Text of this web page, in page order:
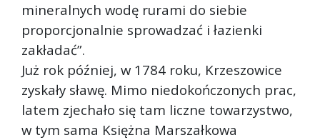
mineralnych wodę rurami do siebie
proporcjonalnie sprowadzać i łazienki
zakładać”.
Już rok później, w 1784 roku, Krzeszowice
zyskały sławę. Mimo niedokończonych prac,
latem zjechało się tam liczne towarzystwo,
w tym sama Księżna Marszałkowa